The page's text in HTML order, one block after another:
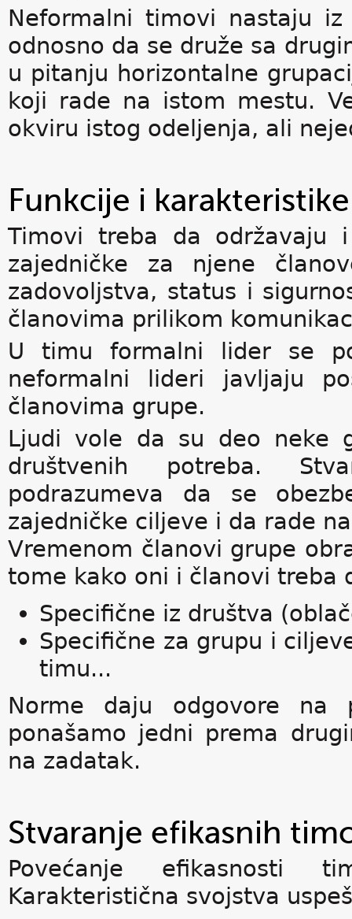
Neformalni timovi nastaju
odnosno da se druže sa
u pitanju horizontalne
koji rade na istom mestu.
okviru istog odeljenja, ali
Funkcije i
Timovi treba da održavaju
zajedničke za njene
zadovoljstva, status i
članovima prilikom
U timu formalni lider se
neformalni lideri javljaju
članovima grupe.
Ljudi vole da su deo neke
društvenih potreba.
podrazumeva da se
zajedničke ciljeve i da rade
Vremenom članovi grupe
tome kako oni i članovi treba
Specifične iz društva
Specifične za grupu i
timu...
Norme daju odgovore na
ponašamo jedni prema
na zadatak.
Stvaranje efikasnih
Povećanje efikasnosti
Karakteristična svojstva